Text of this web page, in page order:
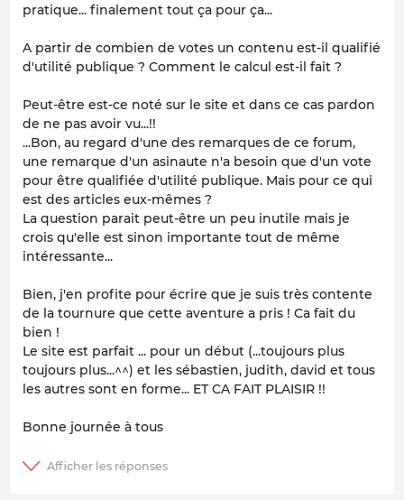
pratique... finalement tout ça pour ça...
A partir de combien de votes un contenu est-il qualifié
d'utilité publique ? Comment le calcul est-il fait ?
Peut-être est-ce noté sur le site et dans ce cas pardon
de ne pas avoir vu...!!
...Bon, au regard d'une des remarques de ce forum,
une remarque d'un asinaute n'a besoin que d'un vote
pour être qualifiée d'utilité publique. Mais pour ce qui
est des articles eux-mêmes ?
La question parait peut-être un peu inutile mais je
crois qu'elle est sinon importante tout de même
intéressante...
Bien, j'en profite pour écrire que je suis très contente
de la tournure que cette aventure a pris ! Ca fait du
bien !
Le site est parfait ... pour un début (...toujours plus
toujours plus...^^) et les sébastien, judith, david et tous
les autres sont en forme... ET CA FAIT PLAISIR !!
Bonne journée à tous